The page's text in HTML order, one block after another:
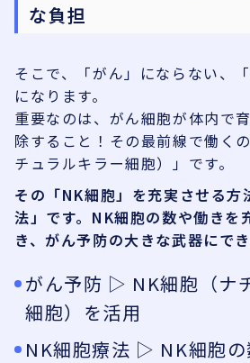
な負担
そこで、「がん」にならない、
になります。
重要なのは、がん細胞が体内で
除すること！その最前線で働く
チュラルキラー細胞）」です。
その「NK細胞」を充実させる方
法」です。NK細胞の数や働きを
き、がん予防の大きな武器にでき
がん予防 ▷ NK細胞（ナ
細胞）を活用
NK細胞療法 ▷ NK細胞の